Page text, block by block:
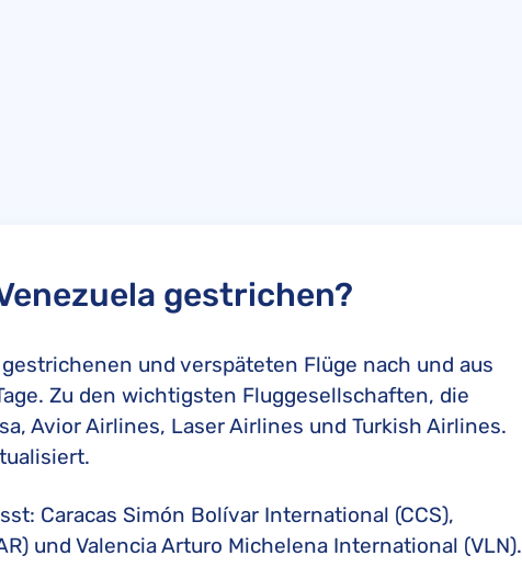
gestrichen?
und verspäteten Flüge nach und aus
Zu den wichtigsten Fluggesellschaften, die
Avior Airlines, Laser Airlines und Turkish Airlines.
Caracas Simón Bolívar International (CCS),
und Valencia Arturo Michelena International (VLN).